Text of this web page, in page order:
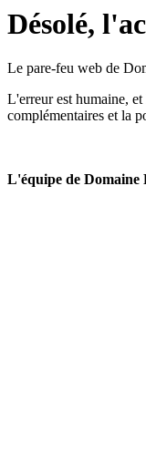
Désolé,
Le pare-feu web de
L'erreur est humaine,
complémentaires et la
L'équipe de Domaine